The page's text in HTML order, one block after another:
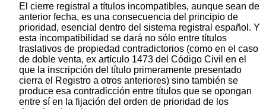
El cierre registral a títulos incompatibles, aunque sean de
anterior fecha, es una consecuencia del principio de
prioridad, esencial dentro del sistema registral español. Y
esta incompatibilidad se dará no sólo entre títulos
traslativos de propiedad contradictorios (como en el caso
de doble venta, ex artículo 1473 del Código Civil en el
que la inscripción del título primeramente presentado
cierra el Registro a otros anteriores) sino también se
produce esa contradicción entre títulos que se opongan
entre sí en la fijación del orden de prioridad de los